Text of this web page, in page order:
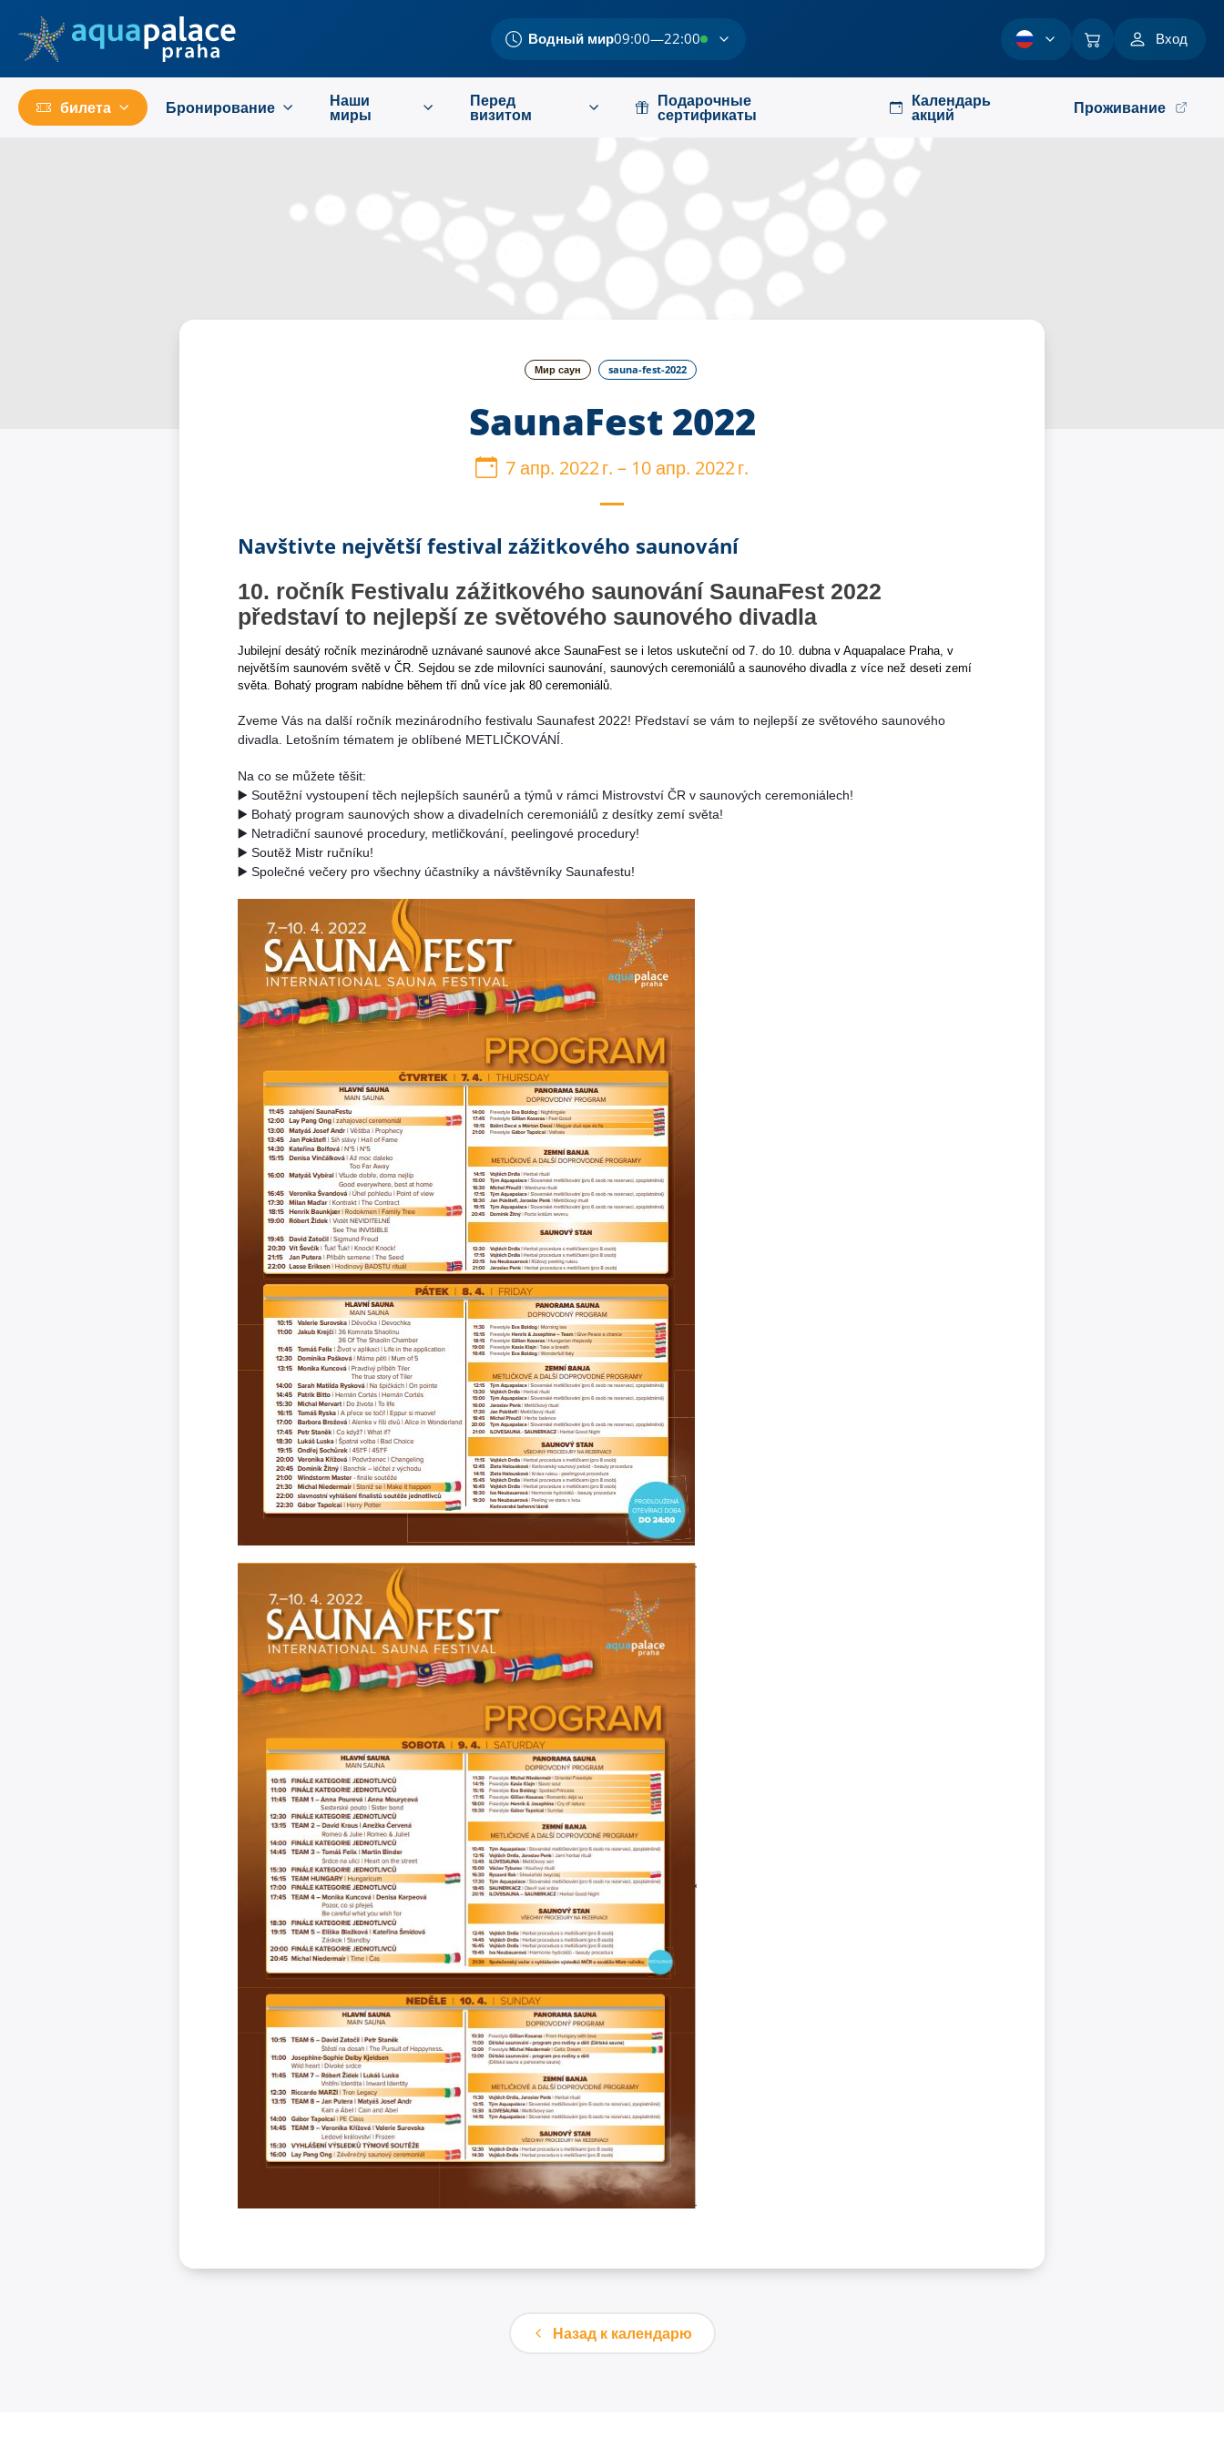
Водный мир09:00—22:00 Вход
билета Бронирование Наши
миры
Перед
визитом
Подарочные
сертификаты
Календарь
акций Проживание
Мир саун sauna-fest-2022
SaunaFest 2022
7 апр. 2022 г. – 10 апр. 2022 г.
Navštivte největší festival zážitkového saunování
10. ročník Festivalu zážitkového saunování SaunaFest 2022
představí to nejlepší ze světového saunového divadla
Jubilejní desátý ročník mezinárodně uznávané saunové akce SaunaFest se i letos uskuteční od 7. do 10. dubna v Aquapalace Praha, v
největším saunovém světě v ČR. Sejdou se zde milovníci saunování, saunových ceremoniálů a saunového divadla z více než deseti zemí
světa. Bohatý program nabídne během tří dnů více jak 80 ceremoniálů.
Zveme Vás na další ročník mezinárodního festivalu Saunafest 2022! Představí se vám to nejlepší ze světového saunového
divadla. Letošním tématem je oblíbené METLIČKOVÁNÍ.
Na co se můžete těšit:
▶️ Soutěžní vystoupení těch nejlepších saunérů a týmů v rámci Mistrovství ČR v saunových ceremoniálech!
▶️ Bohatý program saunových show a divadelních ceremoniálů z desítky zemí světa!
▶️ Netradiční saunové procedury, metličkování, peelingové procedury!
▶️ Soutěž Mistr ručníku!
▶️ Společné večery pro všechny účastníky a návštěvníky Saunafestu!
Назад к календарю